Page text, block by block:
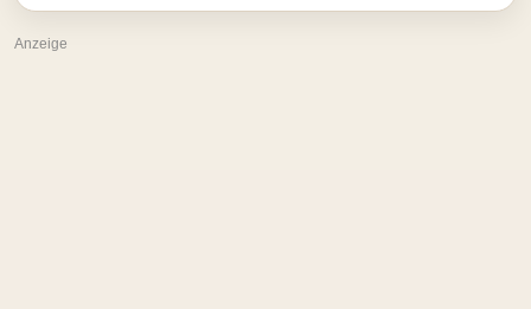
Anzeige